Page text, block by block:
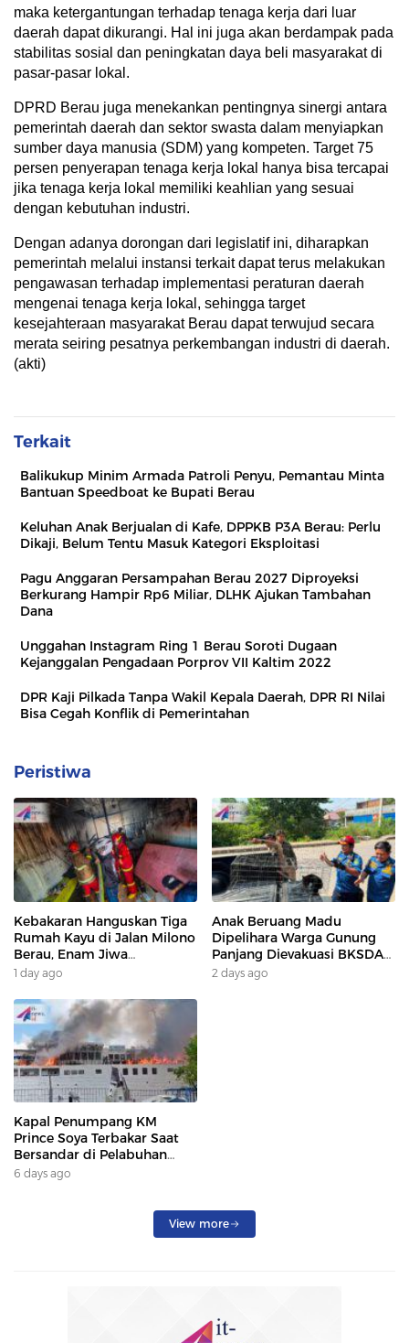
maka ketergantungan terhadap tenaga kerja dari luar
daerah dapat dikurangi. Hal ini juga akan berdampak pada
stabilitas sosial dan peningkatan daya beli masyarakat di
pasar-pasar lokal.
DPRD Berau juga menekankan pentingnya sinergi antara
pemerintah daerah dan sektor swasta dalam menyiapkan
sumber daya manusia (SDM) yang kompeten. Target 75
persen penyerapan tenaga kerja lokal hanya bisa tercapai
jika tenaga kerja lokal memiliki keahlian yang sesuai
dengan kebutuhan industri.
Dengan adanya dorongan dari legislatif ini, diharapkan
pemerintah melalui instansi terkait dapat terus melakukan
pengawasan terhadap implementasi peraturan daerah
mengenai tenaga kerja lokal, sehingga target
kesejahteraan masyarakat Berau dapat terwujud secara
merata seiring pesatnya perkembangan industri di daerah.
(akti)
Terkait
Balikukup Minim Armada Patroli Penyu, Pemantau Minta
Bantuan Speedboat ke Bupati Berau
Keluhan Anak Berjualan di Kafe, DPPKB P3A Berau: Perlu
Dikaji, Belum Tentu Masuk Kategori Eksploitasi
Pagu Anggaran Persampahan Berau 2027 Diproyeksi
Berkurang Hampir Rp6 Miliar, DLHK Ajukan Tambahan
Dana
Unggahan Instagram Ring 1 Berau Soroti Dugaan
Kejanggalan Pengadaan Porprov VII Kaltim 2022
DPR Kaji Pilkada Tanpa Wakil Kepala Daerah, DPR RI Nilai
Bisa Cegah Konflik di Pemerintahan
Peristiwa
Kebakaran Hanguskan Tiga
Rumah Kayu di Jalan Milono
Berau, Enam Jiwa
Terdampak
1 day ago
Anak Beruang Madu
Dipelihara Warga Gunung
Panjang Dievakuasi BKSDA
Dan DAMKAR
2 days ago
Kapal Penumpang KM
Prince Soya Terbakar Saat
Bersandar di Pelabuhan
Samarinda, Keberangkatan
6 days ago
View more